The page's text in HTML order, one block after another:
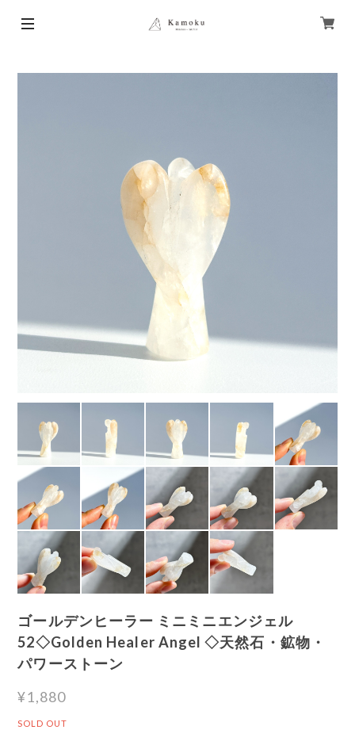
ゴールデンヒーラー ミニミニエンジェル
52◇Golden Healer Angel ◇天然石・鉱物・
パワーストーン
¥1,880
SOLD OUT